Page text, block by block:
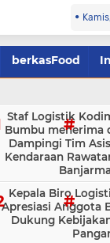
berkasFood
Staf Logistik
Bumbu menerima
Dampingi Tim
Kendaraan
Kepala Biro
Apresiasi Anggota
Dukung